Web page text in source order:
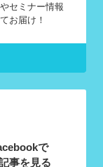
セミナー情報
お届け！
で
事を見る